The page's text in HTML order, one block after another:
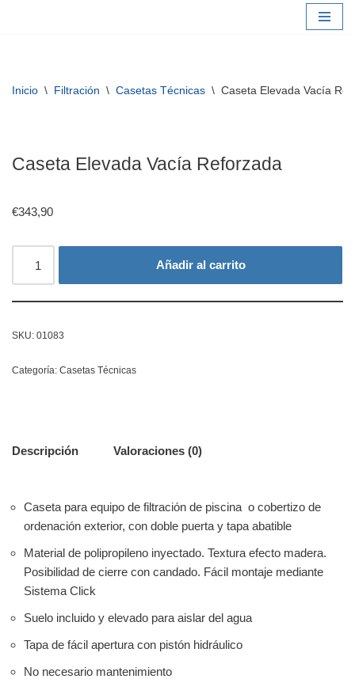
Inicio \ Filtración \ Casetas Técnicas \ Caseta Elevada Vacía
Caseta Elevada Vacía Reforzada
€343,90
Añadir al carrito
SKU: 01083
Categoría: Casetas Técnicas
Descripción Valoraciones (0)
Caseta para equipo de filtración de piscina o cobertizo de
ordenación exterior, con doble puerta y tapa abatible
Material de polipropileno inyectado. Textura efecto madera.
Posibilidad de cierre con candado. Fácil montaje mediante
Sistema Click
Suelo incluido y elevado para aislar del agua
Tapa de fácil apertura con pistón hidráulico
No necesario mantenimiento